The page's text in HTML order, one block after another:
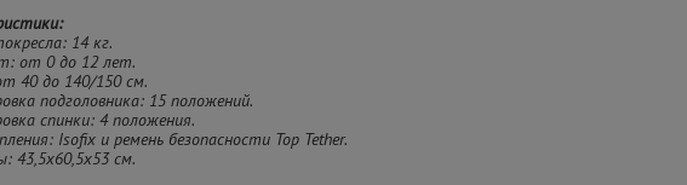
14 кг.
от 0 до 12 лет.
40 до 140/150 см.
подголовника: 15 положений.
спинки: 4 положения.
Isofix и ремень безопасности Top Tether.
43,5х60,5х53 см.